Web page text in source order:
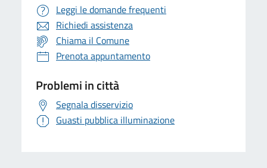
Leggi le domande frequenti
Richiedi assistenza
Chiama il Comune
Prenota appuntamento
Problemi in città
Segnala disservizio
Guasti pubblica illuminazione